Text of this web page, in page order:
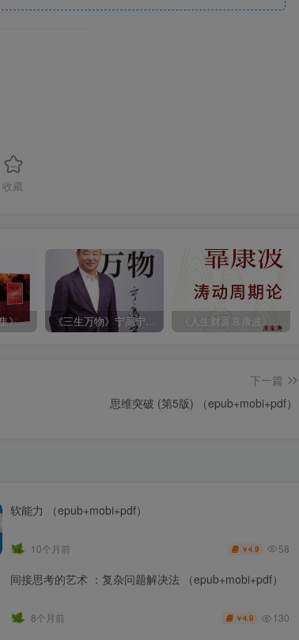
收藏
《周梅森作品全集》[共30册] 《三生万物》宁高宁（epub+mobi+azw3+pdf） 《人生财富靠康波》波动周期论（epub+mobi+azw3+pdf）
下一篇
思维突破 (第5版) （epub+mobi+pdf）
软能力 （epub+mobi+pdf）
10个月前 ￥4.9 58
间接思考的艺术 ：复杂问题解决法 （epub+mobi+pdf）
8个月前 ￥4.9 130